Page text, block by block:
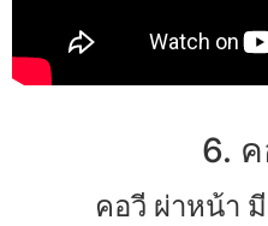
6. ค
คอวี ผ่าหน้า